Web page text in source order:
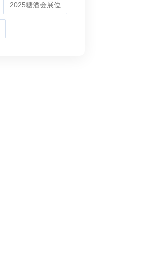
2025糖酒会展位